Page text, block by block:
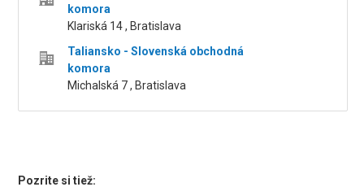
komora
Klariská 14 , Bratislava
Taliansko - Slovenská obchodná
komora
Michalská 7 , Bratislava
Pozrite si tiež: